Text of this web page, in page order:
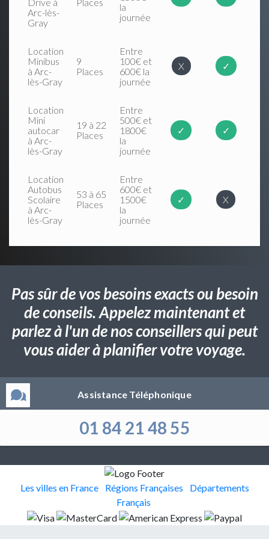
Arc-lès-
Gray
la
journée
Location
Minibus
à Arc-
lès-Gray
9
Places
Entre
100€ et
600€ la
journée
X ✓
Location
Mini
autocar
à Arc-
lès-Gray
19 à 22
Places
Entre
500€ et
1800€
la
journée
✓ ✓
Location
Autobus
Scolaire
à Arc-
lès-Gray
53 à 65
Places
Entre
600€ et
1500€
la
journée
✓ X
Pas sûr de vos besoins exacts ou besoin
de conseils. Appelez maintenant et
parlez à l'un de nos conseillers qui peut
vous aider à planifier votre voyage.
Assistance Téléphonique
01 84 21 48 55
Les villes en France Régions Françaises
Départements
Français